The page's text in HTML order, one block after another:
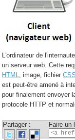
L'ordinateur de
un serveur web. Cette
HTML
, image, fichierCSS
est peut-être amené à
pour finalement envoyer
protocole HTTP et
Partager : Faire un